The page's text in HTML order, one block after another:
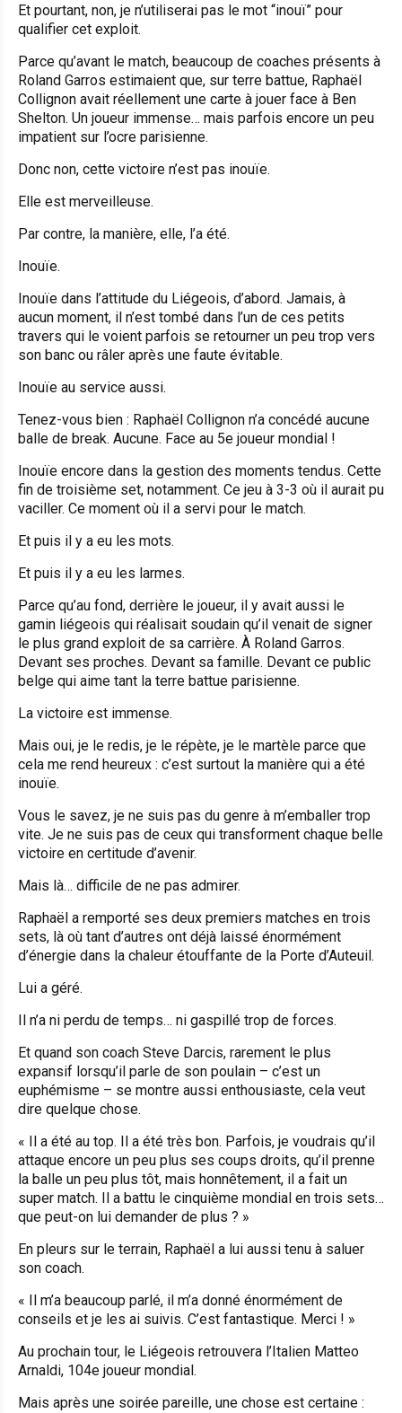
Et pourtant, non, je n’utiliserai pas le mot “inouï” pour
qualifier cet exploit.
Parce qu’avant le match, beaucoup de coaches présents à
Roland Garros estimaient que, sur terre battue, Raphaël
Collignon avait réellement une carte à jouer face à Ben
Shelton. Un joueur immense… mais parfois encore un peu
impatient sur l’ocre parisienne.
Donc non, cette victoire n’est pas inouïe.
Elle est merveilleuse.
Par contre, la manière, elle, l’a été.
Inouïe.
Inouïe dans l’attitude du Liégeois, d’abord. Jamais, à
aucun moment, il n’est tombé dans l’un de ces petits
travers qui le voient parfois se retourner un peu trop vers
son banc ou râler après une faute évitable.
Inouïe au service aussi.
Tenez-vous bien : Raphaël Collignon n’a concédé aucune
balle de break. Aucune. Face au 5e joueur mondial !
Inouïe encore dans la gestion des moments tendus. Cette
fin de troisième set, notamment. Ce jeu à 3-3 où il aurait pu
vaciller. Ce moment où il a servi pour le match.
Et puis il y a eu les mots.
Et puis il y a eu les larmes.
Parce qu’au fond, derrière le joueur, il y avait aussi le
gamin liégeois qui réalisait soudain qu’il venait de signer
le plus grand exploit de sa carrière. À Roland Garros.
Devant ses proches. Devant sa famille. Devant ce public
belge qui aime tant la terre battue parisienne.
La victoire est immense.
Mais oui, je le redis, je le répète, je le martèle parce que
cela me rend heureux : c’est surtout la manière qui a été
inouïe.
Vous le savez, je ne suis pas du genre à m’emballer trop
vite. Je ne suis pas de ceux qui transforment chaque belle
victoire en certitude d’avenir.
Mais là… difficile de ne pas admirer.
Raphaël a remporté ses deux premiers matches en trois
sets, là où tant d’autres ont déjà laissé énormément
d’énergie dans la chaleur étouffante de la Porte d’Auteuil.
Lui a géré.
Il n’a ni perdu de temps… ni gaspillé trop de forces.
Et quand son coach Steve Darcis, rarement le plus
expansif lorsqu’il parle de son poulain – c’est un
euphémisme – se montre aussi enthousiaste, cela veut
dire quelque chose.
« Il a été au top. Il a été très bon. Parfois, je voudrais qu’il
attaque encore un peu plus ses coups droits, qu’il prenne
la balle un peu plus tôt, mais honnêtement, il a fait un
super match. Il a battu le cinquième mondial en trois sets…
que peut-on lui demander de plus ? »
En pleurs sur le terrain, Raphaël a lui aussi tenu à saluer
son coach.
« Il m’a beaucoup parlé, il m’a donné énormément de
conseils et je les ai suivis. C’est fantastique. Merci ! »
Au prochain tour, le Liégeois retrouvera l’Italien Matteo
Arnaldi, 104e joueur mondial.
Mais après une soirée pareille, une chose est certaine :